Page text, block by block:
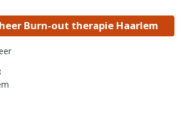
Burn-out therapie Haarlem